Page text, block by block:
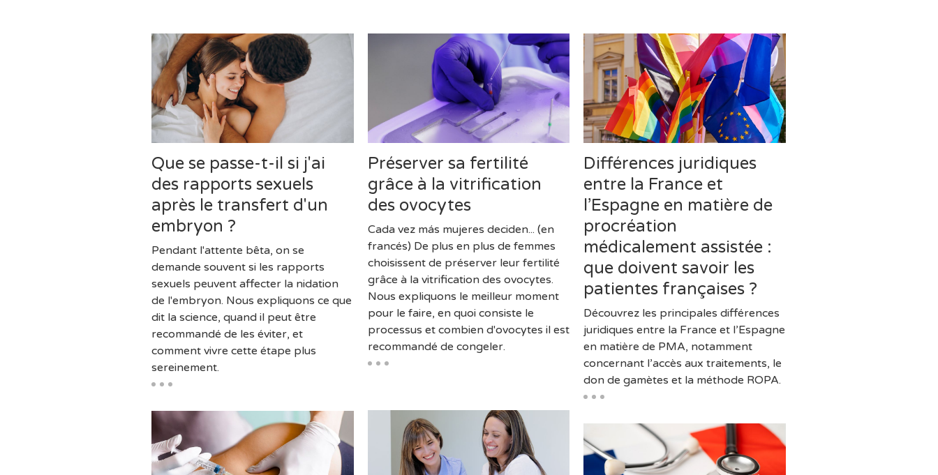
Que se passe-t-il si j'ai
des rapports sexuels
après le transfert d'un
embryon ?
Pendant l'attente bêta, on se
demande souvent si les rapports
sexuels peuvent affecter la nidation
de l'embryon. Nous expliquons ce que
dit la science, quand il peut être
recommandé de les éviter, et
comment vivre cette étape plus
sereinement.
Préserver sa fertilité
grâce à la vitrification
des ovocytes
Cada vez más mujeres deciden... (en
francés) De plus en plus de femmes
choisissent de préserver leur fertilité
grâce à la vitrification des ovocytes.
Nous expliquons le meilleur moment
pour le faire, en quoi consiste le
processus et combien d'ovocytes il est
recommandé de congeler.
Différences juridiques
entre la France et
l’Espagne en matière de
procréation
médicalement assistée :
que doivent savoir les
patientes françaises ?
Découvrez les principales différences
juridiques entre la France et l’Espagne
en matière de PMA, notamment
concernant l’accès aux traitements, le
don de gamètes et la méthode ROPA.